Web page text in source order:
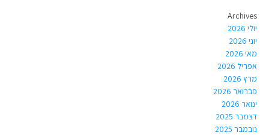
Archives
יולי 2026
יוני 2026
מאי 2026
אפריל 2026
מרץ 2026
פברואר 2026
ינואר 2026
דצמבר 2025
נובמבר 2025